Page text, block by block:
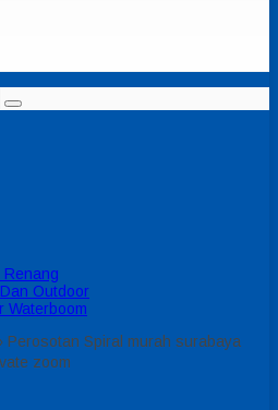
Renang
Outdoor
Waterboom
Perosotan Spiral murah surabaya
zoom